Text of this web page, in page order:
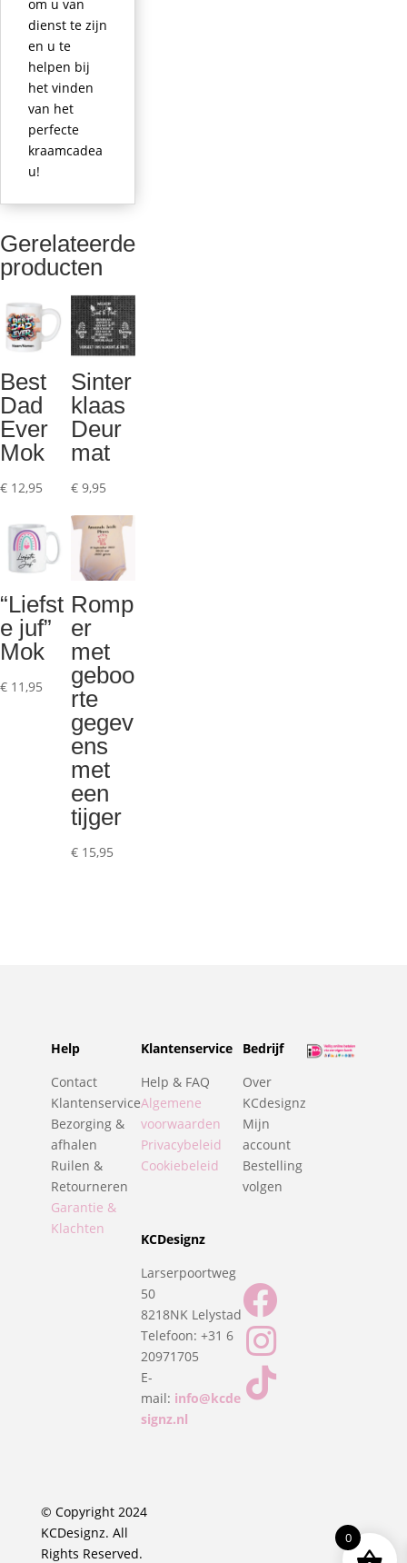
om u van
dienst te zijn
en u te
helpen bij
het vinden
van het
perfecte
kraamcadea
u!
Gerelateerde
producten
Best
Dad
Ever
Mok
€ 12,95
Sinter
klaas
Deur
mat
€9,95
“Liefst
e juf”
Mok
€ 11,95
Romp
er
met
geboo
rte
gegev
ens
met
een
tijger
€15,95
Help
Contact
Klantenservice
Bezorging &
afhalen
Ruilen &
Retourneren
Garantie &
Klachten
Klantenservice
Help & FAQ
Algemene
voorwaarden
Privacybeleid
Cookiebeleid
KCDesignz
Larserpoortweg
50
8218NK Lelystad
Telefoon: +31 6
20971705
E-
mail: info@kcde
signz.nl
Bedrijf
Over
KCdesignz
Mijn
account
Bestelling
volgen



© Copyright 2024
KCDesignz. All
Rights Reserved.
0